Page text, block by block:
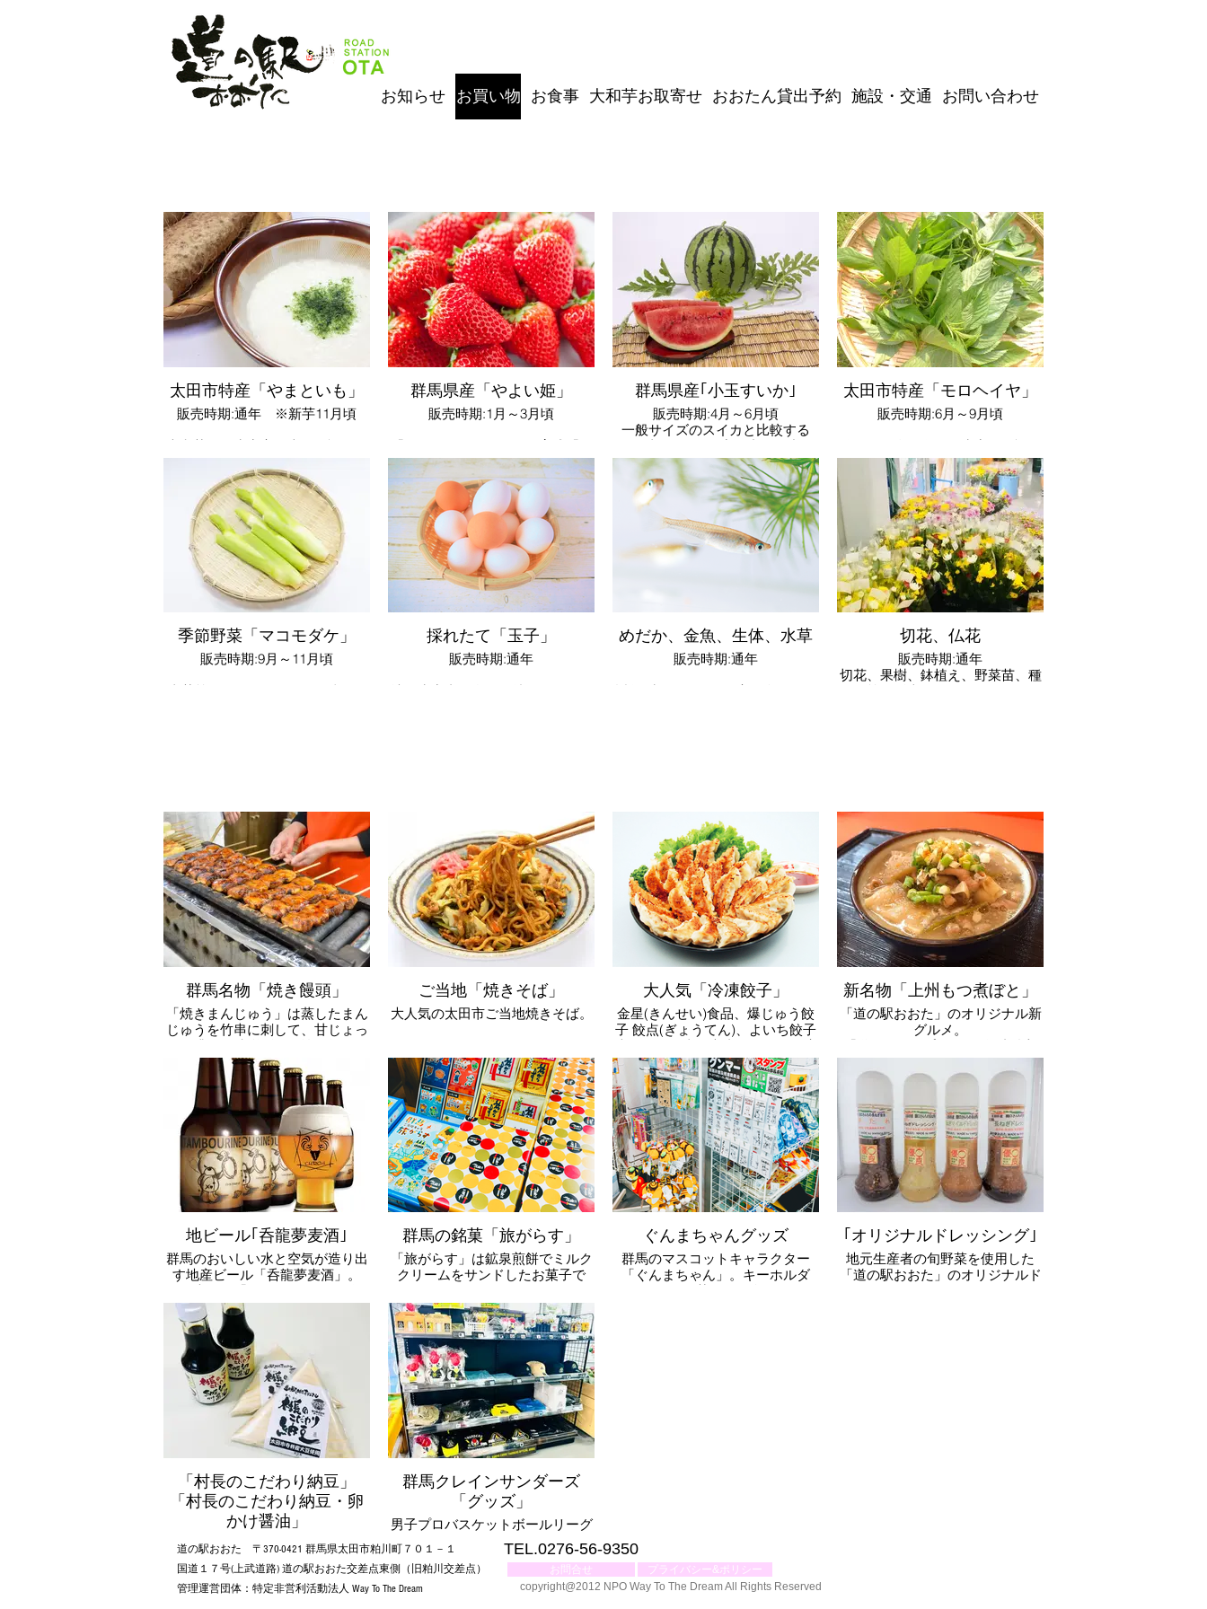
お知らせ お買い物 お食事 大和芋お取寄せ おおたん貸出予約 施設・交通 お問い合わせ
太田市特産「やまといも」
販売時期:通年 ※新芋11月頃
大和芋の粗生産高日本一を誇る尾
島地区。利根川の豊富な水がもた
らす肥沃な土壌が大和芋を作るの
に最適、太田市の特産品として市
民にも愛されています。お土産、
ご贈答品に大人気の商品です。
※群馬県オリジナル品種｢ぐんま
とろりん｣も取扱いしております
群馬県産「やよい姫」
販売時期:1月～3月頃
「やよいひめ」は群馬県育成「と
ねほっぺ」と栃木県育成「とちお
とめ」をかけ合わせた群馬県オリ
ジナル品種です。粒が大きく、し
っかりとした果肉、まろやかな酸
味と強い甘みが特徴です。
群馬県産｢小玉すいか｣
販売時期:4月～6月頃
一般サイズのスイカと比較する
と、直径20cm程度と小さな小玉
スイカですが、品種改良でギュッ
と濃縮された甘みと皮が薄いのが
特徴です。
平成元年に群馬県がブランド産地
に指定され、現在約130戸の生産
者により栽培されています。
太田市特産「モロヘイヤ」
販売時期:6月～9月頃
群馬県が全国有数の生産量を誇る
夏野菜。特に太田市では、県内の
栽培面積3割以上を占める代表的
な特産物です。
調理方法：天ぷら、おひたし、味
噌汁やスープの具等と独特なヌメ
リと味わいが和食にぴったりな野
菜
季節野菜「マコモダケ」
販売時期:9月～11月頃
真菰筍(マコモタケ)はイネ科マコ
噌汁や中華スープなど何でも合う
万能食材
採れたて「玉子」
販売時期:通年
地元生産者が自信を持ってお届け
めだか、金魚、生体、水草
販売時期:通年
近年ブームの人気が高い多品種め
切花、仏花
販売時期:通年
切花、果樹、鉢植え、野菜苗、種
等を販売しております。
群馬名物「焼き饅頭」
「焼きまんじゅう」は蒸したまん
じゅうを竹串に刺して、甘じょっ
ぱく濃厚な味噌ダレを塗り焼いて
食べる群馬の郷土食。群馬県の人
気お土産です。
ご当地「焼きそば」
大人気の太田市ご当地焼きそば。
大人気「冷凍餃子」
金星(きんせい)食品、爆じゅう餃
子 餃点(ぎょうてん)、よいち餃子
大王など、太田市内の餃子人気店
が大集合。手軽にご自宅で本格餃
子が楽しめる。おかず、おつまみ
はもちろん、お土産にもお勧めの
大人気商品です。
新名物「上州もつ煮ぼと」
「道の駅おおた」のオリジナル新
グルメ。
「道-1グランプリ」で3年連続入
賞した実力派。地元食材を使用し
た「もつ煮」と「煮ぼと」の相性
食堂」にて提供中。またお土産用
として2食セット（冷凍）を店舗
にて販売。
地ビール｢呑龍夢麦酒｣
群馬のおいしい水と空気が造り出
す地産ビール「呑龍夢麦酒」。
また大人気「クロア」シリーズは
太田市出身の世界的ファッション
ホイールデザイナー「ＴＡＴＳＵ
ＹＡ ＫＡＴＡＯＫＡ」のプロデ
ュースにより誕生。革新的なクラ
フトアートビアブランドとして注
目を集めております。
群馬の銘菓「旅がらす」
「旅がらす」は鉱泉煎餅でミルク
クリームをサンドしたお菓子で
誕生から60年経った現在でも、当
時と変わらない製法で一枚一枚焼
き上げ、サクッとした食感とクリ
ームの香りが溢れる味は、お子様
から、お年寄りの方々まで幅広い
方々に親しまれています。
ぐんまちゃんグッズ
群馬のマスコットキャラクター
「ぐんまちゃん」。キーホルダ
ー、人形、お菓子など多数のグッ
｢オリジナルドレッシング｣
地元生産者の旬野菜を使用した
「道の駅おおた」のオリジナルド
「村長のこだわり納豆」
「村長のこだわり納豆・卵
かけ醤油」
納豆は太田市寺井産の大豆を使用
した下仁田納豆とのコラボ商品
醤油は岡直三郎商店とのコラボ商
品。
群馬クレインサンダーズ
「グッズ」
男子プロバスケットボールリーグ
『B.LEAGUE（ビーリーグ）』に
所属する群馬クレインサンダー
ズ。太田市がホームタウン。グッ
ズ等取り扱ってます。
道の駅おおた 〒370-0421 群馬県太田市粕川町７０１－１
国道１７号(上武道路) 道の駅おおた交差点東側（旧粕川交差点）
管理運営団体：特定非営利活動法人 Way To The Dream
TEL.0276-56-9350
お問合せ
プライバシー&ポリシー
copyright@2012 NPO Way To The Dream All Rights Reserved